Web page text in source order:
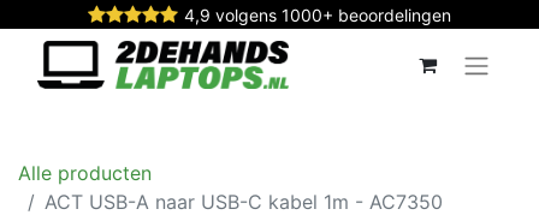
4,9 volgens 1000+ beoordelingen
Alle producten
ACT USB-A naar USB-C kabel 1m - AC7350